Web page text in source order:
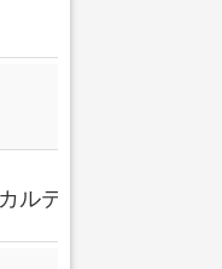
ルテ・売上分析